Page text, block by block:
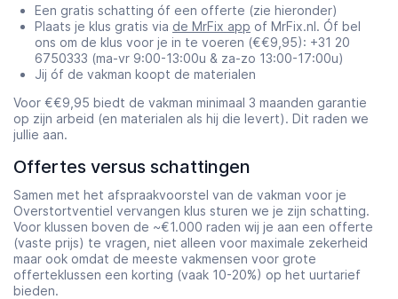
Een gratis schatting óf een offerte (zie hieronder)
Plaats je klus gratis via de MrFix app of MrFix.nl. Óf bel
ons om de klus voor je in te voeren (€€9,95): +31 20
6750333 (ma-vr 9:00-13:00u & za-zo 13:00-17:00u)
Jij óf de vakman koopt de materialen
Voor €€9,95 biedt de vakman minimaal 3 maanden garantie
op zijn arbeid (en materialen als hij die levert). Dit raden we
jullie aan.
Offertes versus schattingen
Samen met het afspraakvoorstel van de vakman voor je
Overstortventiel vervangen klus sturen we je zijn schatting.
Voor klussen boven de ~€1.000 raden wij je aan een offerte
(vaste prijs) te vragen, niet alleen voor maximale zekerheid
maar ook omdat de meeste vakmensen voor grote
offerteklussen een korting (vaak 10-20%) op het uurtarief
bieden.